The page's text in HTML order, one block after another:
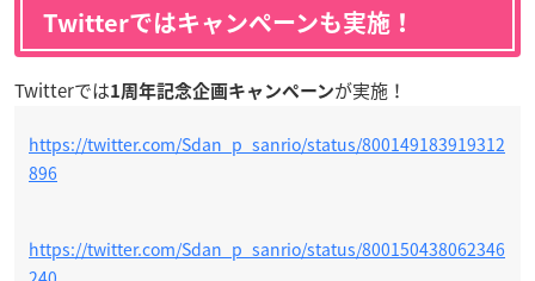
Twitterではキャンペーンも実施！
Twitterでは1周年記念企画キャンペーンが実施！
https://twitter.com/Sdan_p_sanrio/status/800149183919312
896
https://twitter.com/Sdan_p_sanrio/status/800150438062346